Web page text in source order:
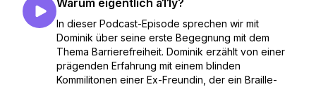
Warum eigentlich a11y?
In dieser Podcast-Episode sprechen wir mit
Dominik über seine erste Begegnung mit dem
Thema Barrierefreiheit. Dominik erzählt von einer
prägenden Erfahrung mit einem blinden
Kommilitonen einer Ex-Freundin, der ein Braille-